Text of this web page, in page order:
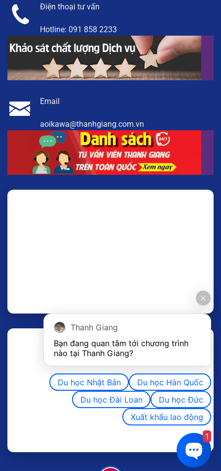
Điện thoại tư vấn
Hotline: 091 858 2233
Email
aoikawa@thanhgiang.com.vn
Thanh Giang
Bạn đang quan tâm tới chương trình
nào tại Thanh Giang?
Du học Nhật Bản
Du học Hàn Quốc
Du học Đài Loan
Du học Đức
Xuất khẩu lao động
1